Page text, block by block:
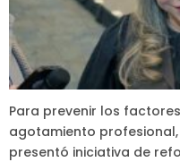
Para prevenir los
agotamiento profesional,
presentó iniciativa de